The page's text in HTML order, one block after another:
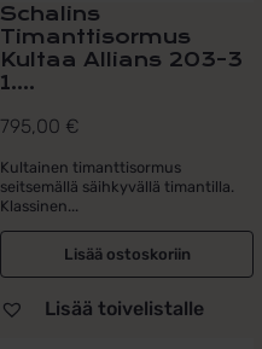
Schalins
Timanttisormus
Kultaa Allians 203-3
1....
795,00 €
Kultainen timanttisormus
seitsemällä säihkyvällä timantilla.
Klassinen...
Lisää ostoskoriin
Lisää toivelistalle